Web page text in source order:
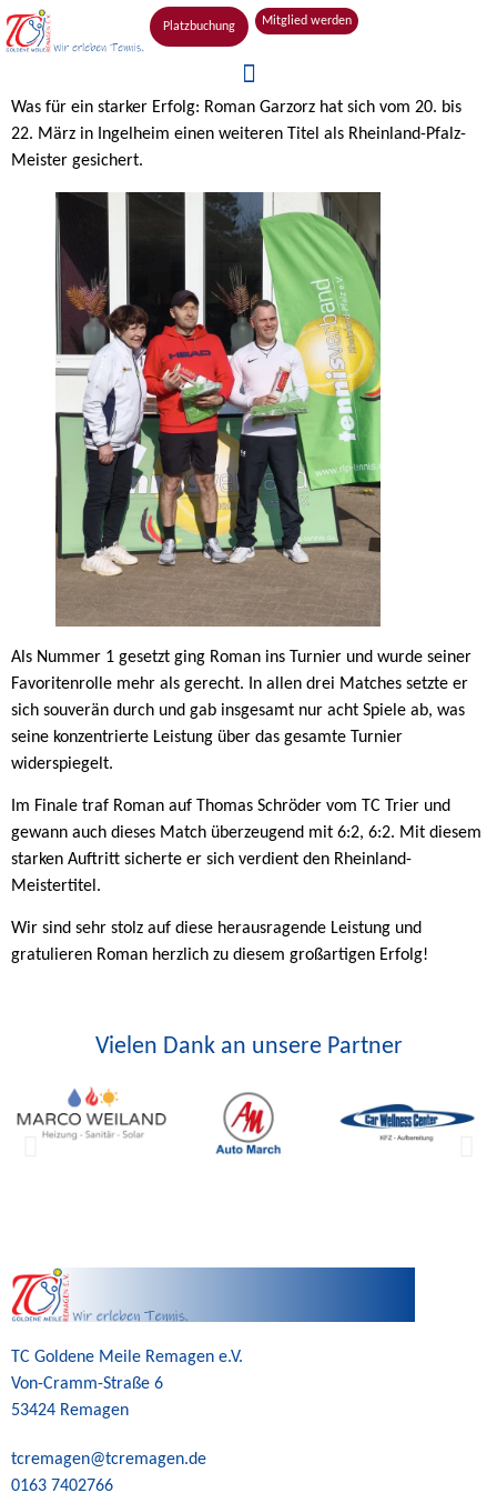
Platzbuchung Mitglied werden
Was für ein starker Erfolg: Roman Garzorz hat sich vom 20. bis
22. März in Ingelheim einen weiteren Titel als Rheinland-Pfalz-
Meister gesichert.
Als Nummer 1 gesetzt ging Roman ins Turnier und wurde seiner
Favoritenrolle mehr als gerecht. In allen drei Matches setzte er
sich souverän durch und gab insgesamt nur acht Spiele ab, was
seine konzentrierte Leistung über das gesamte Turnier
widerspiegelt.
Im Finale traf Roman auf Thomas Schröder vom TC Trier und
gewann auch dieses Match überzeugend mit 6:2, 6:2. Mit diesem
starken Auftritt sicherte er sich verdient den Rheinland-
Meistertitel.
Wir sind sehr stolz auf diese herausragende Leistung und
gratulieren Roman herzlich zu diesem großartigen Erfolg!
Vielen Dank an unsere Partner
TC Goldene Meile Remagen e.V.
Von-Cramm-Straße 6
53424 Remagen
tcremagen@tcremagen.de
0163 7402766